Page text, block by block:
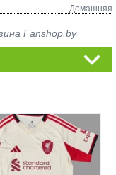
Домашняя
Fanshop.by